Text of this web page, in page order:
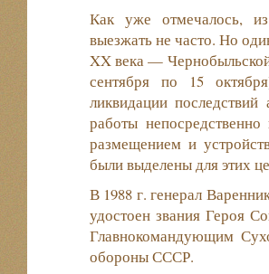
Как уже отмечалось,
выезжать не часто. Но
XX века —
сентября по 15
ликвидации
работы
размещением и
были выделены для этих
В 1988 г. генерал
удостоен звания Героя
Главнокомандующим
обороны СССР.